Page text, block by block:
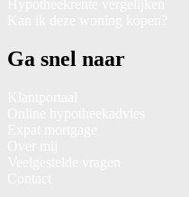
Ga snel naar